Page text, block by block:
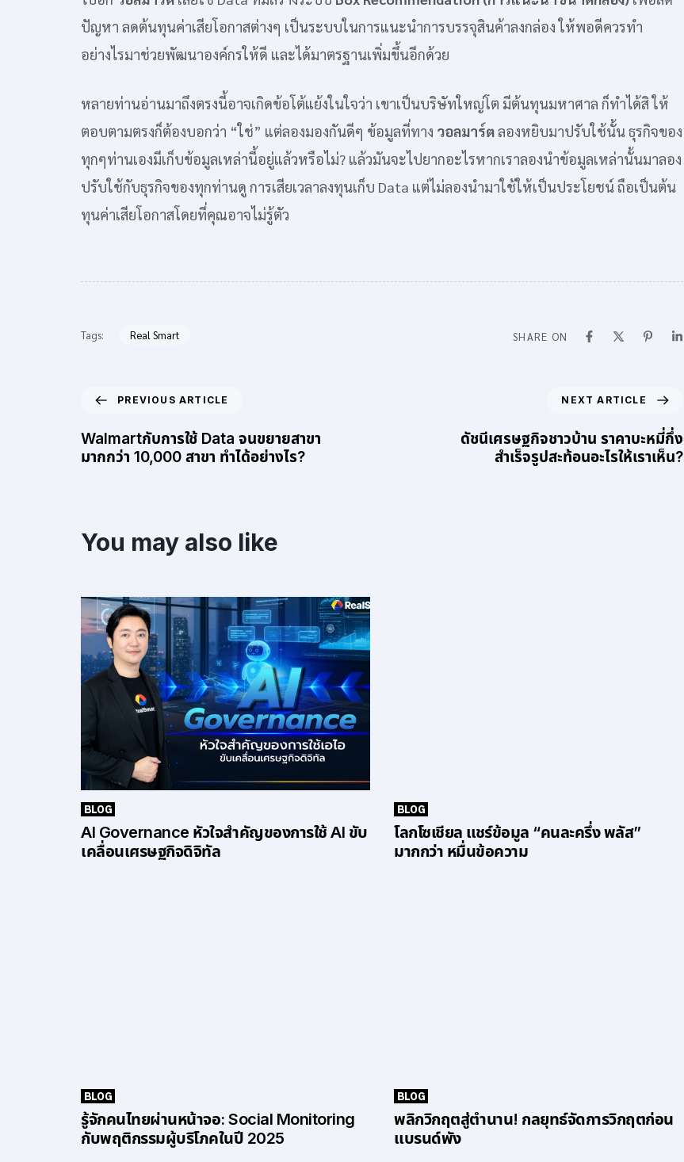
ปัญหา ลดต้นทุนค่าเสียโอกาสต่างๆ เป็นระบบในการแนะนำการบรรจุสินค้าลงกล่อง ให้พอดีควรทำ
อย่างไรมาช่วยพัฒนาองค์กรให้ดี และได้มาตรฐานเพิ่มขึ้นอีกด้วย
หลายท่านอ่านมาถึงตรงนี้อาจเกิดข้อโต้แย้งในใจว่า เขาเป็นบริษัทใหญ่โต มีต้นทุนมหาศาล ก็ทำได้สิ ให้
ตอบตามตรงก็ต้องบอกว่า “ใช่” แต่ลองมองกันดีๆ ข้อมูลที่ทาง วอลมาร์ตลองหยิบมาปรับใช้นั้น ธุรกิจของ
ทุกๆท่านเองมีเก็บข้อมูลเหล่านี้อยู่แล้วหรือไม่? แล้วมันจะไปยากอะไรหากเราลองนำข้อมูลเหล่านั้นมาลอง
ปรับใช้กับธุรกิจของทุกท่านดู การเสียเวลาลงทุนเก็บ Data แต่ไม่ลองนำมาใช้ให้เป็นประโยชน์ ถือเป็นต้น
ทุนค่าเสียโอกาสโดยที่คุณอาจไม่รู้ตัว
Tags: Real Smart SHARE ON
PREVIOUS ARTICLE
Walmartกับการใช้ Data จนขยายสาขา
มากกว่า 10,000 สาขา ทำได้อย่างไร?
NEXT ARTICLE
ดัชนีเศรษฐกิจชาวบ้าน ราคาบะหมี่กึ่ง
สำเร็จรูปสะท้อนอะไรให้เราเห็น?
You may also like
BLOG
AI Governance หัวใจสำคัญของการใช้ AI ขับ
เคลื่อนเศรษฐกิจดิจิทัล
BLOG
โลกโซเชียล แชร์ข้อมูล “คนละครึ่ง พลัส”
มากกว่า หมื่นข้อความ
BLOG
รู้จักคนไทยผ่านหน้าจอ: Social Monitoring
กับพฤติกรรมผู้บริโภคในปี 2025
BLOG
พลิกวิกฤตสู่ตำนาน! กลยุทธ์จัดการวิกฤตก่อน
แบรนด์พัง